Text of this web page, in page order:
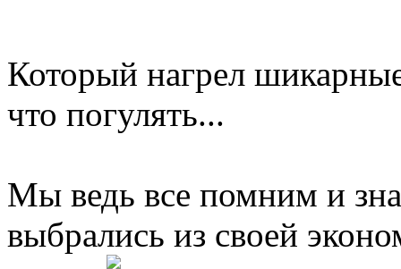
Который нагрел
что погулять...
Мы ведь все помним и
выбрались из своей